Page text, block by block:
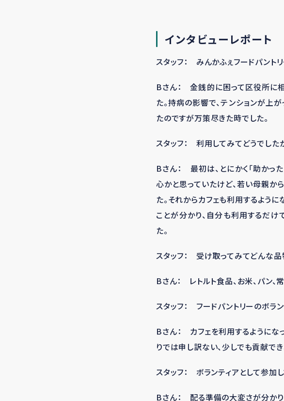
インタビューレポート
スタッフ： みんかふぇフードパント
Bさん： 金銭的に困って区役所に
た。持病の影響で、テンションが上
たのですが万策尽きた時でした。
スタッフ： 利用してみてどうでした
Bさん： 最初は、とにかく「助かっ
心かと思っていたけど、若い母親
た。それからカフェも利用するよう
ことが分かり、自分も利用するだ
た。
スタッフ： 受け取ってみてどんな品
Bさん： レトルト食品、お米、パン、
スタッフ： フードパントリーのボラ
Bさん： カフェを利用するようにな
りでは申し訳ない、少しでも貢献で
スタッフ： ボランティアとして参加
Bさん： 配る準備の大変さが分かり